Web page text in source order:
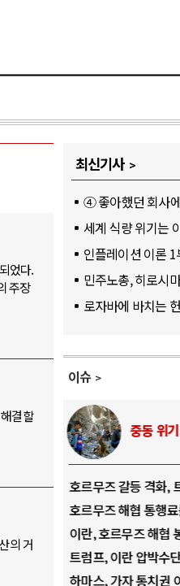
었다.
주장
결할
의 거
최신기사
④ 좋아했던 회사
세계 식량 위기는
인플레이션 이론
민주노총, 히로시
로자바에 바치는
이슈
경제 ..
AI
중국 AI, 저가
AI 국부펀드 구
AI 데이터센터
AI의 숨은 환경
AI는 어떻게 미